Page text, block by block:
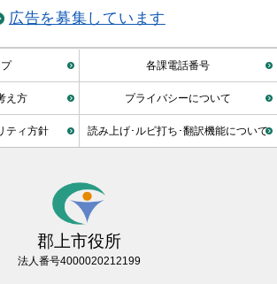
広告を募集しています
各課電話番号
え方 プライバシーについて
ティ方針 読み上げ･ルビ打ち･翻訳機能について
郡上市役所
法人番号4000020212199